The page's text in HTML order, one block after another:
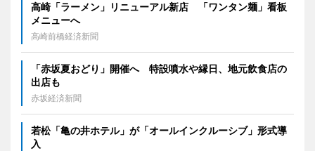
高崎「ラーメン」リニューアル新店 「ワンタン麺」看板
メニューへ
高崎前橋経済新聞
「赤坂夏おどり」開催へ 特設噴水や縁日、地元飲食店の
出店も
赤坂経済新聞
若松「亀の井ホテル」が「オールインクルーシブ」形式導
入